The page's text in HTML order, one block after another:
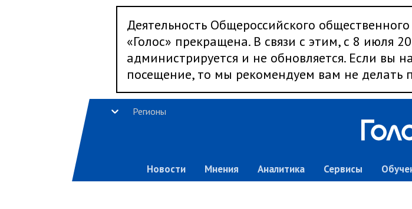
Деятельность Общероссийского
«Голос» прекращена. В связи с этим, с 8 июля
администрируется и не обновляется. Если вы
посещение, то мы рекомендуем вам не делать
Регионы
Новости Мнения Аналитика Сервисы